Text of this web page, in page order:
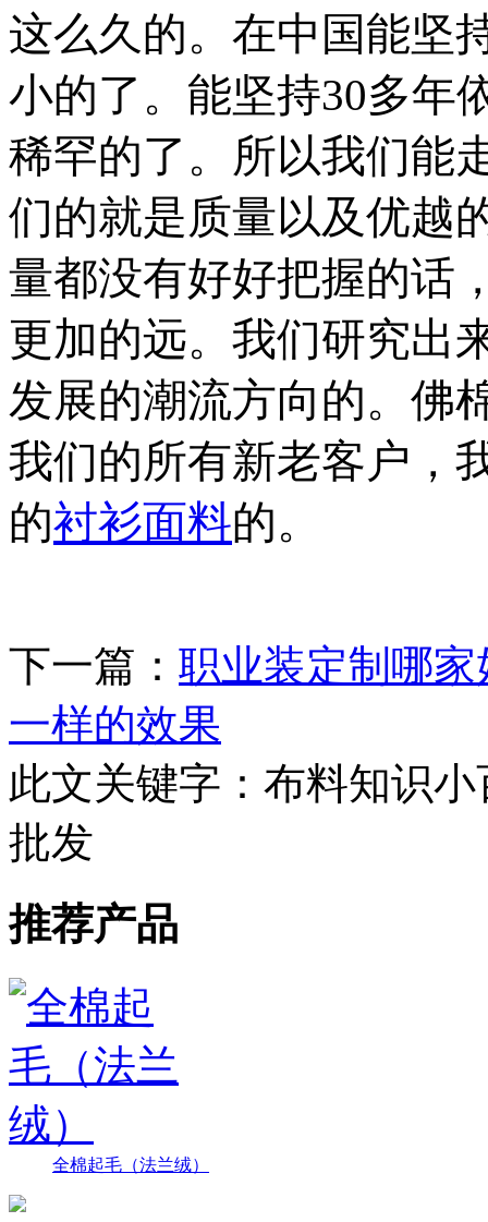
这么久的。在中国能坚
小的了。能坚持30多年
稀罕的了。所以我们能
们的就是质量以及优越
量都没有好好把握的话
更加的远。我们研究出
发展的潮流方向的。佛
我们的所有新老客户，
的衬衫面料的。
下一篇： 职业装定制哪家
一样的效果
此文关键字： 布料知识
批发
推荐产品
全棉起毛（法兰绒）